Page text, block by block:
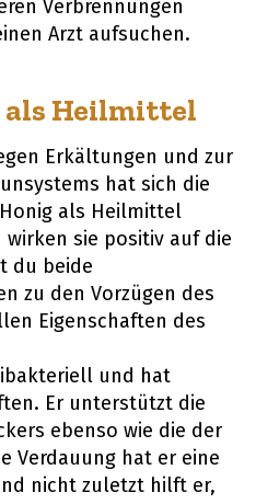
Verbrennungen
Arzt aufsuchen.
als Heilmittel
Erkältungen und zur
hat sich die
als Heilmittel
wirken sie positiv auf die
du beide
zu den Vorzügen des
Eigenschaften des
und hat
Er unterstützt die
ebenso wie die der
Verdauung hat er eine
nicht zuletzt hilft er,